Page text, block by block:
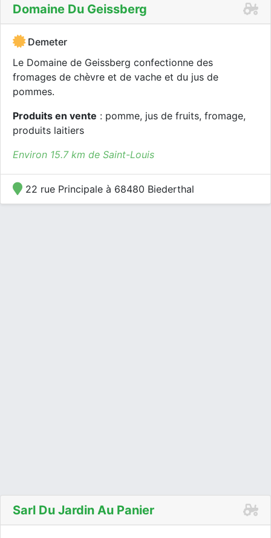
Domaine Du Geissberg
Demeter
Le Domaine de Geissberg confectionne des
fromages de chèvre et de vache et du jus de
pommes.
Produits en vente : pomme, jus de fruits, fromage,
produits laitiers
Environ 15.7 km de Saint-Louis
22 rue Principale à 68480 Biederthal
Sarl Du Jardin Au Panier